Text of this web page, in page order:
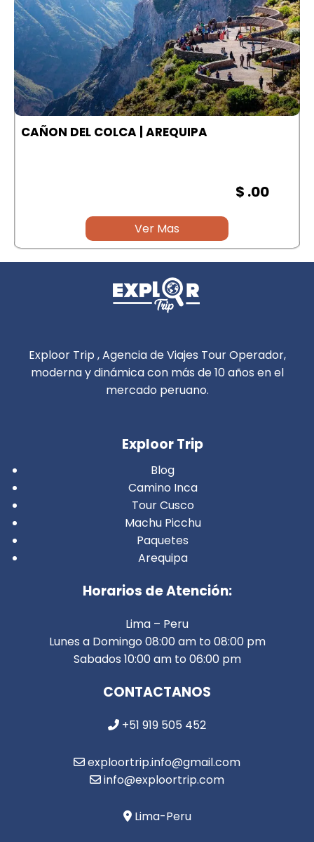
CAÑON DEL COLCA | AREQUIPA
$ .00
Ver Mas
Exploor Trip , Agencia de Viajes Tour Operador,
moderna y dinámica con más de 10 años en el
mercado peruano.
Exploor Trip
Blog
Camino Inca
Tour Cusco
Machu Picchu
Paquetes
Arequipa
Horarios de Atención:
Lima – Peru
Lunes a Domingo 08:00 am to 08:00 pm
Sabados 10:00 am to 06:00 pm
CONTACTANOS
+51 919 505 452
exploortrip.info@gmail.com
info@exploortrip.com
Lima-Peru